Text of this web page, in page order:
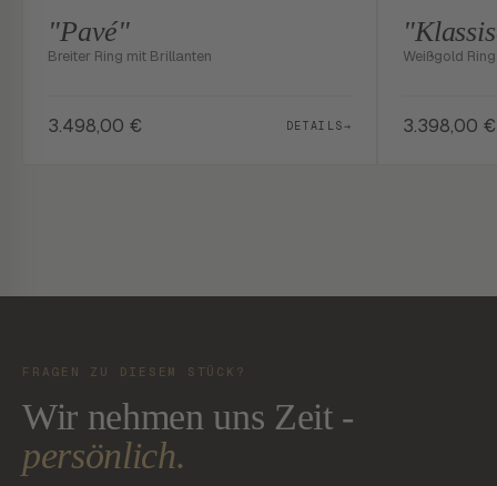
"Pavé"
Breiter Ring mit Brillanten
3.498,00 € DETAILS→
Weißgold
3.398,00 €
FRAGEN ZU DIESEM STÜCK?
Wir nehmen uns Zeit -
persönlich.